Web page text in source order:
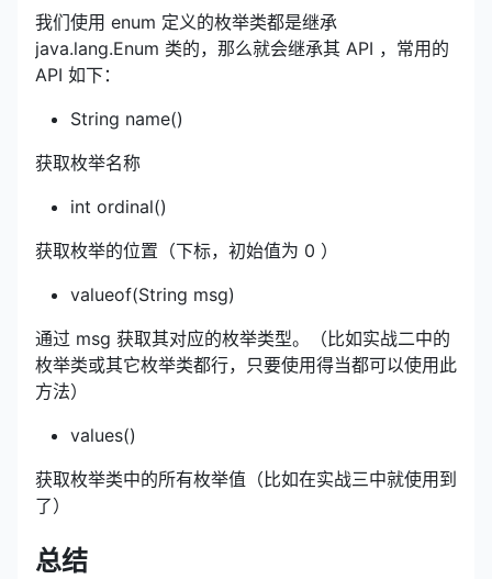
我们使用 enum 定义的枚举类都是继承
java.lang.Enum 类的，那么就会继承其 API ，常用的
API 如下：
String name()
获取枚举名称
int ordinal()
获取枚举的位置（下标，初始值为 0 ）
valueof(String msg)
通过 msg 获取其对应的枚举类型。（比如实战二中的
枚举类或其它枚举类都行，只要使用得当都可以使用此
方法）
values()
获取枚举类中的所有枚举值（比如在实战三中就使用到
了）
总结